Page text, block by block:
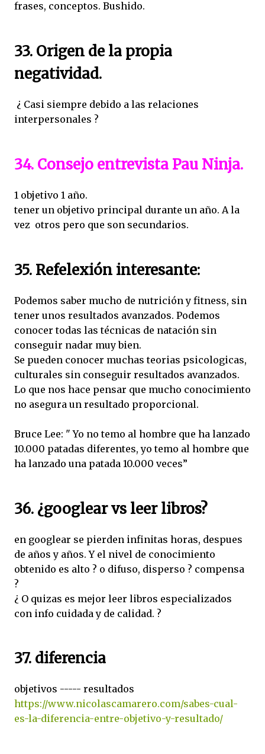
frases, conceptos. Bushido.
33. Origen de la propia
negatividad.
¿ Casi siempre debido a las relaciones
interpersonales ?
34. Consejo entrevista Pau Ninja.
1 objetivo 1 año.
tener un objetivo principal durante un año. A la
vez otros pero que son secundarios.
35. Refelexión interesante:
Podemos saber mucho de nutrición y fitness, sin
tener unos resultados avanzados. Podemos
conocer todas las técnicas de natación sin
conseguir nadar muy bien.
Se pueden conocer muchas teorias psicologicas,
culturales sin conseguir resultados avanzados.
Lo que nos hace pensar que mucho conocimiento
no asegura un resultado proporcional.
Bruce Lee: " Yo no temo al hombre que ha lanzado
10.000 patadas diferentes, yo temo al hombre que
ha lanzado una patada 10.000 veces”
36. ¿googlear vs leer libros?
en googlear se pierden infinitas horas, despues
de años y años. Y el nivel de conocimiento
obtenido es alto ? o difuso, disperso ? compensa
?
¿ O quizas es mejor leer libros especializados
con info cuidada y de calidad. ?
37. diferencia
objetivos ----- resultados
https://www.nicolascamarero.com/sabes-cual-
es-la-diferencia-entre-objetivo-y-resultado/